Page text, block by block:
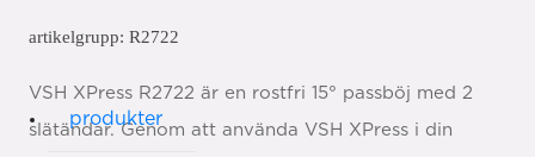
produkter
artikelgrupp: R2722
VSH XPress R2722 är en rostfri 15° passböj med 2
slätändar. Genom att använda VSH XPress i din